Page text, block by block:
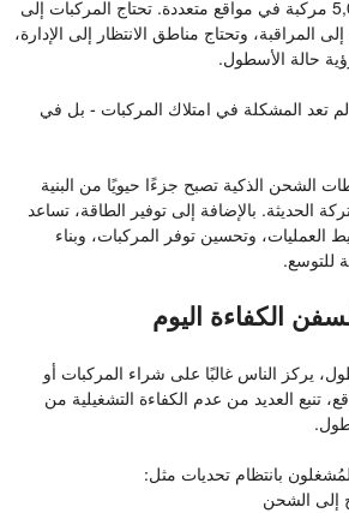
الأسطول إلى 500 أو 5,000 مركبة في مواقع متعددة. تحتاج المركبات إلى
المراقبة، وتحتاج مناطق الانتظار إلى الإدارة،
حالة الأسطول.
لم تعد المشكلة في امتلاك المركبات - بل في
الشحن الذكية تصبح جزءًا حيويًا من البنية
الحديثة. بالإضافة إلى توفير الطاقة، تساعد
العمليات، وتحسين توفر المركبات، وبناء
للتوسع.
الكفاءة اليوم
يركز الناس غالبًا على شراء المركبات أو
تنبع العديد من عدم الكفاءة التشغيلية من
بانتظام تحديات مثل:
إلى الشحن